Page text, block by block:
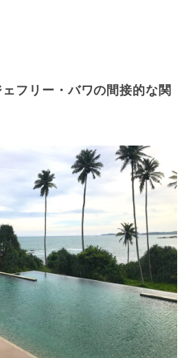
フリー・バワの間接的な関